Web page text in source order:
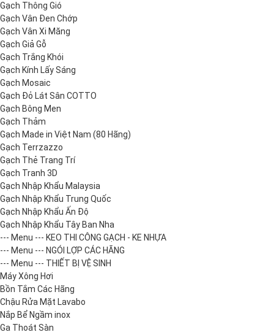
Gạch Thông Gió
Gạch Vân Đen Chớp
Gạch Vân Xi Măng
Gạch Giả Gỗ
Gạch Trắng Khói
Gạch Kính Lấy Sáng
Gạch Mosaic
Gạch Đỏ Lát Sân COTTO
Gạch Bông Men
Gạch Thảm
Gạch Made in Việt Nam (80 Hãng)
Gạch Terrzazzo
Gạch Thẻ Trang Trí
Gạch Tranh 3D
Gạch Nhập Khẩu Malaysia
Gạch Nhập Khẩu Trung Quốc
Gạch Nhập Khẩu Ấn Độ
Gạch Nhập Khẩu Tây Ban Nha
--- Menu --- KEO THI CÔNG GẠCH - KE NHỰA
--- Menu --- NGÓI LỢP CÁC HÃNG
--- Menu --- THIẾT BỊ VỆ SINH
Máy Xông Hơi
Bồn Tắm Các Hãng
Chậu Rửa Mặt Lavabo
Nắp Bể Ngầm inox
Ga Thoát Sàn